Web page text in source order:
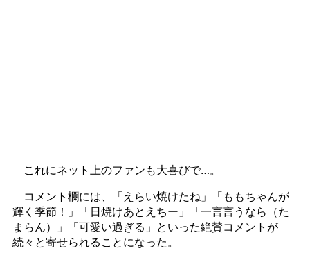
これにネット上のファンも大喜びで…。
コメント欄には、「えらい焼けたね」「ももちゃんが
輝く季節！」「日焼けあとえちー」「一言言うなら（た
まらん）」「可愛い過ぎる」といった絶賛コメントが
続々と寄せられることになった。